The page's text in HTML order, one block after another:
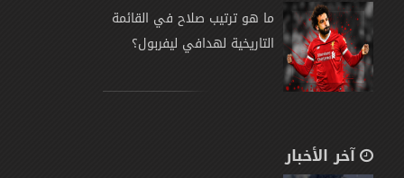
ما هو ترتيب صلاح في القائمة
التاريخية لهدافي ليفربول؟
آخر الأخبار